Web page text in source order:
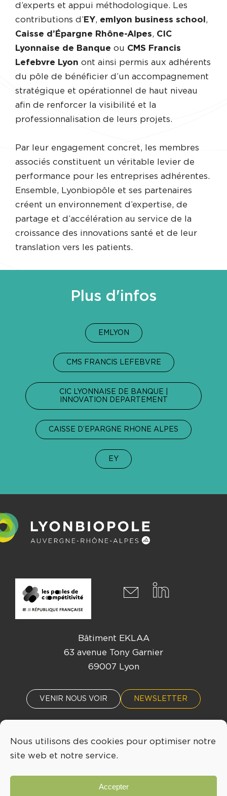
Nous utilisons des cookies pour optimiser notre
site web et notre service.
Accepter
d’experts et appui méthodologique. Les
contributions d’ EY, emlyon business school ,
Caisse d’Épargne Rhône-Alpes, CIC
Lyonnaise de Banque ou CMS Francis
Lefebvre Lyon ont ainsi permis aux adhérents
du pôle de bénéficier d’un accompagnement
stratégique et opérationnel de haut niveau
afin de renforcer la visibilité et la
professionnalisation de leurs projets.
Par leur engagement concret, les membres
associés constituent un véritable levier de
performance pour les entreprises adhérentes.
Ensemble, Lyonbiopôle et ses partenaires
créent un environnement d’expertise, de
partage et d’accélération au service de la
croissance des innovations santé et de leur
translation vers les patients.
Plus d'infos
EMLYON
CMS FRANCIS LEFEBVRE
CIC LYONNAISE DE BANQUE |
INNOVATION DEPARTEMENT
CAISSE D’EPARGNE RHONE ALPES
EY
Bâtiment EKLAA
63 avenue Tony Garnier
69007 Lyon
VENIR NOUS VOIR NEWSLETTER
ACTUALITÉS ÉVÈNEMENTS